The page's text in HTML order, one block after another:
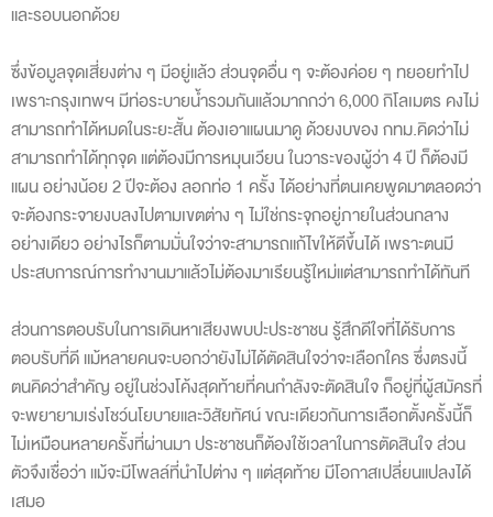
และรอบนอกด้วย
ซึ่งข้อมูลจุดเสี่ยงต่าง ๆ มีอยู่แล้ว ส่วนจุดอื่น ๆ จะต้องค่อย ๆ ทยอยทำไป
เพราะกรุงเทพฯ มีท่อระบายน้ำรวมกันแล้วมากกว่า 6,000 กิโลเมตร คงไม่
สามารถทำได้หมดในระยะสั้น ต้องเอาแผนมาดู ด้วยงบของ กทม.คิดว่าไม่
สามารถทำได้ทุกจุด แต่ต้องมีการหมุนเวียน ในวาระของผู้ว่า 4 ปี ก็ต้องมี
แผน อย่างน้อย 2 ปีจะต้อง ลอกท่อ 1 ครั้ง ได้อย่างที่ตนเคยพูดมาตลอดว่า
จะต้องกระจายงบลงไปตามเขตต่าง ๆ ไม่ใช่กระจุกอยู่ภายในส่วนกลาง
อย่างเดียว อย่างไรก็ตามมั่นใจว่าจะสามารถแก้ไขให้ดีขึ้นได้ เพราะตนมี
ประสบการณ์การทำงานมาแล้วไม่ต้องมาเรียนรู้ใหม่แต่สามารถทำได้ทันที
ส่วนการตอบรับในการเดินหาเสียงพบปะประชาชน รู้สึกดีใจที่ได้รับการ
ตอบรับที่ดี แม้หลายคนจะบอกว่ายังไม่ได้ตัดสินใจว่าจะเลือกใคร ซึ่งตรงนี้
ตนคิดว่าสำคัญ อยู่ในช่วงโค้งสุดท้ายที่คนกำลังจะตัดสินใจ ก็อยู่ที่ผู้สมัครที่
จะพยายามเร่งโชว์นโยบายและวิสัยทัศน์ ขณะเดียวกันการเลือกตั้งครั้งนี้ก็
ไม่เหมือนหลายครั้งที่ผ่านมา ประชาชนก็ต้องใช้เวลาในการตัดสินใจ ส่วน
ตัวจึงเชื่อว่า แม้จะมีโพลล์ที่นำไปต่าง ๆ แต่สุดท้าย มีโอกาสเปลี่ยนแปลงได้
เสมอ